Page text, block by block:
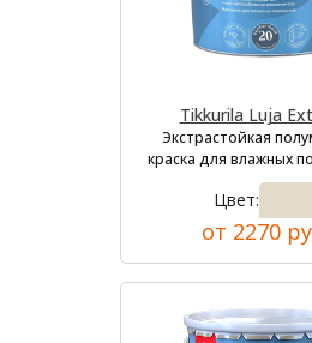
Tikkurila Luja
Экстрастойкая
краска для влажных
Цвет:
от 2270